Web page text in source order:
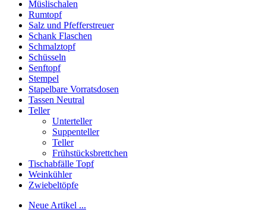
Müslischalen
Rumtopf
Salz und Pfefferstreuer
Schank Flaschen
Schmalztopf
Schüsseln
Senftopf
Stempel
Stapelbare Vorratsdosen
Tassen Neutral
Teller
Unterteller
Suppenteller
Teller
Frühstücksbrettchen
Tischabfälle Topf
Weinkühler
Zwiebeltöpfe
Neue Artikel ...